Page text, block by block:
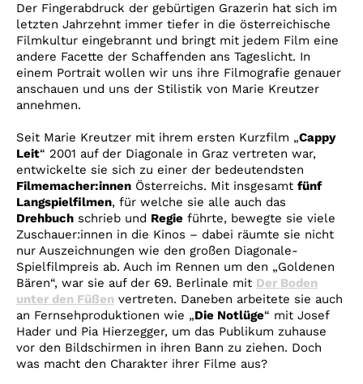
Suche
Der Fingerabdruck der gebürtigen Grazerin hat sich im
letzten Jahrzehnt immer tiefer in die österreichische
Filmkultur eingebrannt und bringt mit jedem Film eine
andere Facette der Schaffenden ans Tageslicht. In
einem Portrait wollen wir uns ihre Filmografie genauer
anschauen und uns der Stilistik von Marie Kreutzer
annehmen.
Seit Marie Kreutzer mit ihrem ersten Kurzfilm „Cappy
Leit“ 2001 auf der Diagonale in Graz vertreten war,
entwickelte sie sich zu einer der bedeutendsten
Filmemacher:innen Österreichs. Mit insgesamt fünf
Langspielfilmen, für welche sie alle auch das
Drehbuch schrieb und Regie führte, bewegte sie viele
Zuschauer:innen in die Kinos – dabei räumte sie nicht
nur Auszeichnungen wie den großen Diagonale-
Spielfilmpreis ab. Auch im Rennen um den „Goldenen
Bären“, war sie auf der 69. Berlinale mit Der Boden
unter den Füßen vertreten. Daneben arbeitete sie auch
an Fernsehproduktionen wie „Die Notlüge“ mit Josef
Hader und Pia Hierzegger, um das Publikum zuhause
vor den Bildschirmen in ihren Bann zu ziehen. Doch
was macht den Charakter ihrer Filme aus?